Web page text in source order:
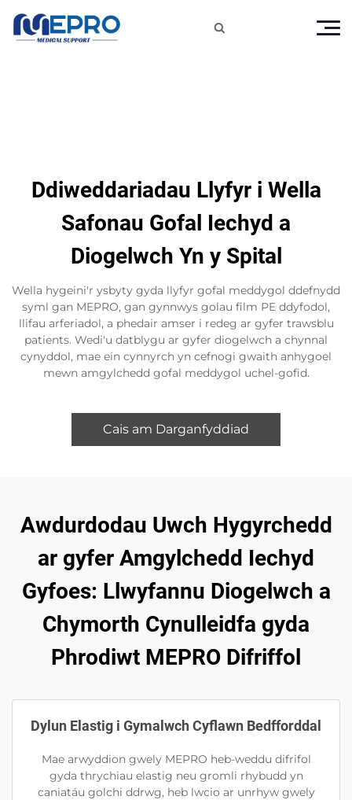

Ddiweddariadau Llyfyr i Wella
Safonau Gofal Iechyd a
Diogelwch Yn y Spital
Wella hygeini'r ysbyty gyda llyfyr gofal meddygol ddefnydd
syml gan MEPRO, gan gynnwys golau film PE ddyfodol,
llifau arferiadol, a phedair amser i redeg ar gyfer trawsblu
patients. Wedi'u datblygu ar gyfer diogelwch a chynnal
cynyddol, mae ein cynnyrch yn cefnogi gwaith anhygoel
mewn amgylchedd gofal meddygol uchel-gofid.
Cais am Darganfyddiad
Awdurdodau Uwch Hygyrchedd
ar gyfer Amgylchedd Iechyd
Gyfoes: Llwyfannu Diogelwch a
Chymorth Cynulleidfa gyda
Phrodiwt MEPRO Difriffol
Dylun Elastig i Gymalwch Cyflawn Bedfforddal
Mae arwyddion gwely MEPRO heb-weddu difrifol
gyda thrychiau elastig neu gromli rhybudd yn
caniatáu golchi ddrwg, heb lwcio ar unrhyw gwely